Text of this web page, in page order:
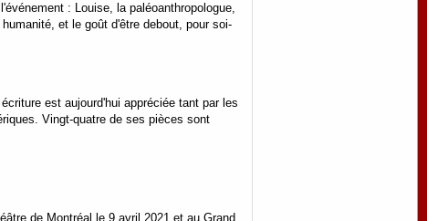
: Louise, la paléoanthropologue,
et le goût d'être debout, pour soi-
est aujourd'hui appréciée tant par les
Vingt-quatre de ses pièces sont
de Montréal le 9 avril 2021 et au Grand